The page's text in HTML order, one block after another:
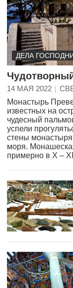
ДЕЛА
14 МАЯ 2022
Монастырь
известных на
чудесный
успели
стены монастыря
моря.
примерно в X –